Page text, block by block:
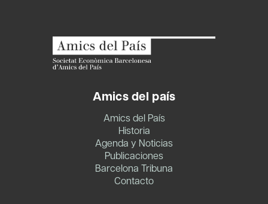
Amics del país
Amics del País
Historia
Agenda y Noticias
Publicaciones
Barcelona Tribuna
Contacto